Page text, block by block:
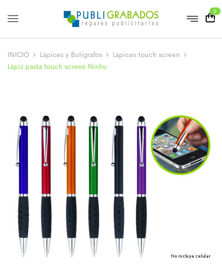
0
INICIO Lápices y Bolígrafos
Lápices touch screen
Lápiz pasta touch screen Ninhu